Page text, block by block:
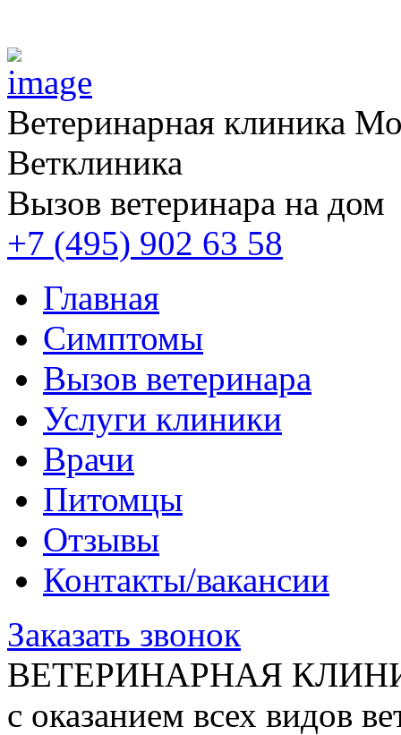
Ветеринарная клиника
Ветклиника
Вызов ветеринара на дом
+7 (495) 902 63 58
Главная
Симптомы
Вызов ветеринара
Услуги клиники
Врачи
Питомцы
Отзывы
Контакты/вакансии
Заказать звонок
ВЕТЕРИНАРНАЯ
с оказанием всех видов